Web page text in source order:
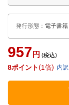
発行形態 ： 電子書籍
957 円 (税込)
8ポイント 1倍 内訳